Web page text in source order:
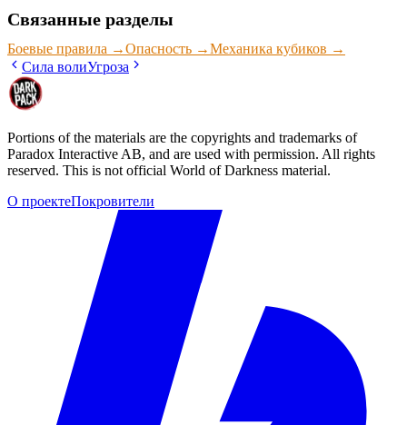
Связанные разделы
Боевые правила →Опасность →Механика кубиков →
Сила волиУгроза
Portions of the materials are the copyrights and trademarks of
Paradox Interactive AB, and are used with permission. All rights
reserved. This is not official World of Darkness material.
О проектеПокровители